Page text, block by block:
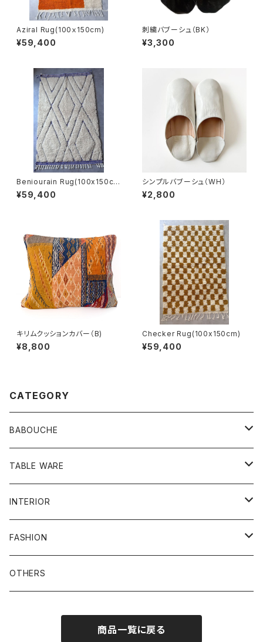
Aziral Rug(100ｘ150cm)
¥59,400
刺繍バブーシュ（BK）
¥3,300
Beniourain Rug(100x150c
m)
¥59,400
シンプルバブーシュ（WH）
¥2,800
キリムクッションカバー（B)
¥8,800
Checker Rug(100x150cm)
¥59,400
CATEGORY
BABOUCHE
シンプル
刺繍
ビーズ
刺繍ビーズ
TABLE WARE
食器類
お皿
グラス
その他
INTERIOR
プフ
鏡
FASHION
バッグ
OTHERS
商品一覧に戻る